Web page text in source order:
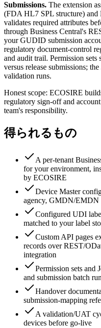
Submissions. The extension
(FDA HL7 SPL structure)
validates required attributes
through Business Central's
your GUDID submission
regulatory document-control
and audit trail. Permission
versus release submissions;
validation runs.
Honest scope: ECOSIRE
regulatory sign-off and
team's responsibility.
得られるもの
A per-tenant
for your environment,
by ECOSIRE
Device Master
agency, GMDN/EMDN
Configured UDI
matched to your label
Custom API pages
records over REST/
integration
Permission sets and
and submission batch
Handover
submission-mapping
A validation/UAT
devices before go-live